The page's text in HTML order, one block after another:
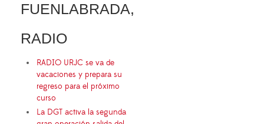
FUENLABRADA,
RADIO
RADIO URJC se va de
vacaciones y prepara su
regreso para el próximo
curso
La DGT activa la segunda